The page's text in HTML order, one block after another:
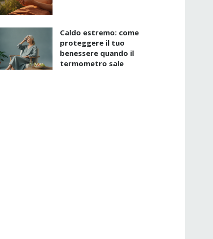
Caldo estremo: come
proteggere il tuo
benessere quando il
termometro sale